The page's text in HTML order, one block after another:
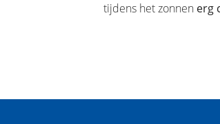
tijdens het zonnen erg